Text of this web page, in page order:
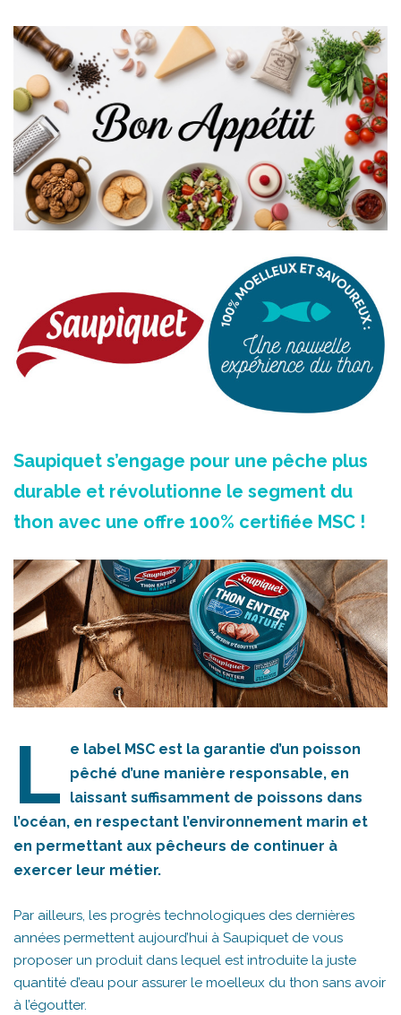
Saupiquet s’engage pour une pêche plus
durable et révolutionne le segment du
thon avec une offre 100% certifiée MSC !
L
e label MSC est la garantie d’un poisson
pêché d’une manière responsable, en
laissant suffisamment de poissons dans
l’océan, en respectant l’environnement marin et
en permettant aux pêcheurs de continuer à
exercer leur métier.
Par ailleurs, les progrès technologiques des dernières
années permettent aujourd’hui à Saupiquet de vous
proposer un produit dans lequel est introduite la juste
quantité d’eau pour assurer le moelleux du thon sans avoir
à l’égoutter.